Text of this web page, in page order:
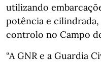
utilizando
potência e
controlo no Campo
“A GNR e a Guardia